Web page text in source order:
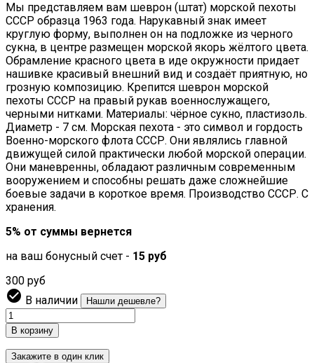
Мы представляем вам шеврон (штат) морской пехоты
СССР образца 1963 года. Нарукавный знак имеет
круглую форму, выполнен он на подложке из черного
сукна, в центре размещен морской якорь жёлтого цвета.
Обрамление красного цвета в иде окружности придает
нашивке красивый внешний вид и создаёт приятную, но
грозную композицию. Крепится шеврон морской
пехоты СССР на правый рукав военнослужащего,
черными нитками. Материалы: чёрное сукно, пластизоль.
Диаметр - 7 см. Морская пехота - это символ и гордость
Военно-морского флота СССР. Они являлись главной
движущей силой практически любой морской операции.
Они маневренны, обладают различным современным
вооружением и способны решать даже сложнейшие
боевые задачи в короткое время. Производство СССР. С
хранения.
5% от суммы вернется
на ваш бонусный счет - 15 руб
300 руб
 В наличии Нашли дешевле?
В корзину
Закажите в один клик